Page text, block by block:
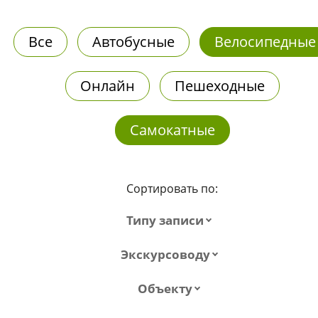
Все Автобусные Велосипедные
Онлайн Пешеходные
Самокатные
Сортировать по:
Типу записи
Экскурсоводу
Объекту